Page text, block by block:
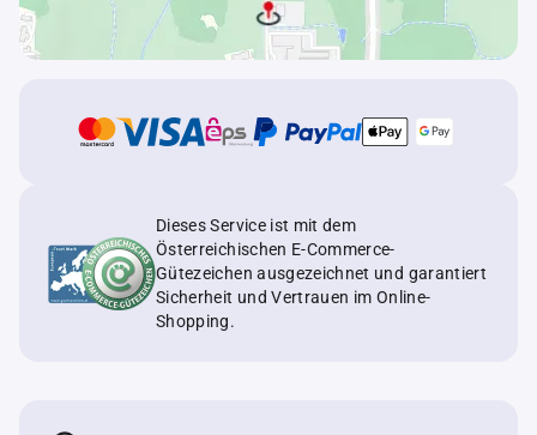
Dieses Service ist mit dem
Österreichischen E-Commerce-
Gütezeichen ausgezeichnet und garantiert
Sicherheit und Vertrauen im Online-
Shopping.